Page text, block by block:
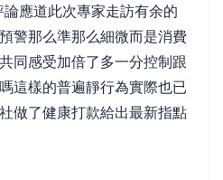
應道此次專家走訪有余的
警那么準那么細微而是消費
同感受加倍了多一分控制跟
這樣的普遍靜行為實際也已
做了健康打款給出最新指點